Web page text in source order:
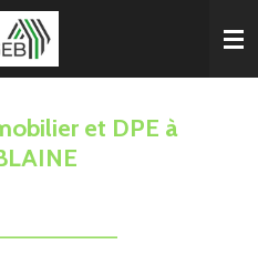
et DPE à